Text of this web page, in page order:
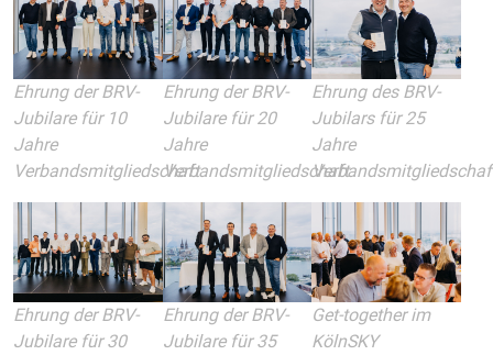
Ehrung der BRV-
Jubilare für 10
Jahre
Verbandsmitgliedschaft
Ehrung der BRV-
Jubilare für 20
Jahre
Verbandsmitgliedschaft
Ehrung des BRV-
Jubilars für 25
Jahre
Ehrung der BRV-
Jubilare für 30
Ehrung der BRV-
Jubilare für 35
Get-together im
KölnSKY